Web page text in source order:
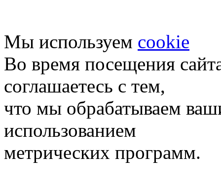
Мы используем cookie
Во время посещения
соглашаетесь с тем,
что мы обрабатываем
использованием
метрических программ.